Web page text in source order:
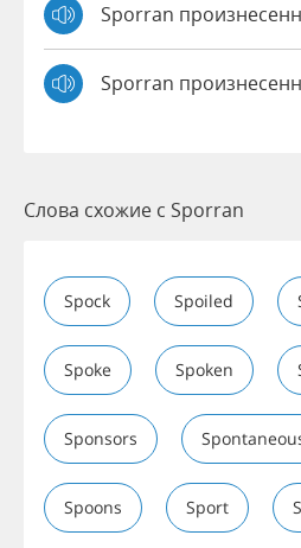
Sporran
Sporran
Слова схожие с Sporran
Spock Spoiled
Spoke Spoken
Sponsors
Spoons Sport